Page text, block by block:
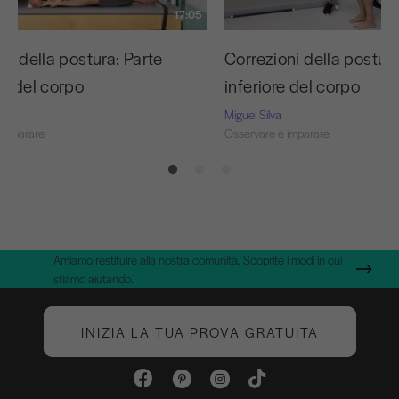
17:05
della postura: Parte
del corpo
Correzioni della
inferiore del corpo
Miguel Silva
Osservare e imparare
Amiamo restituire alla nostra comunità. Scoprite i modi in cui
stiamo aiutando.
INIZIA LA TUA PROVA GRATUITA